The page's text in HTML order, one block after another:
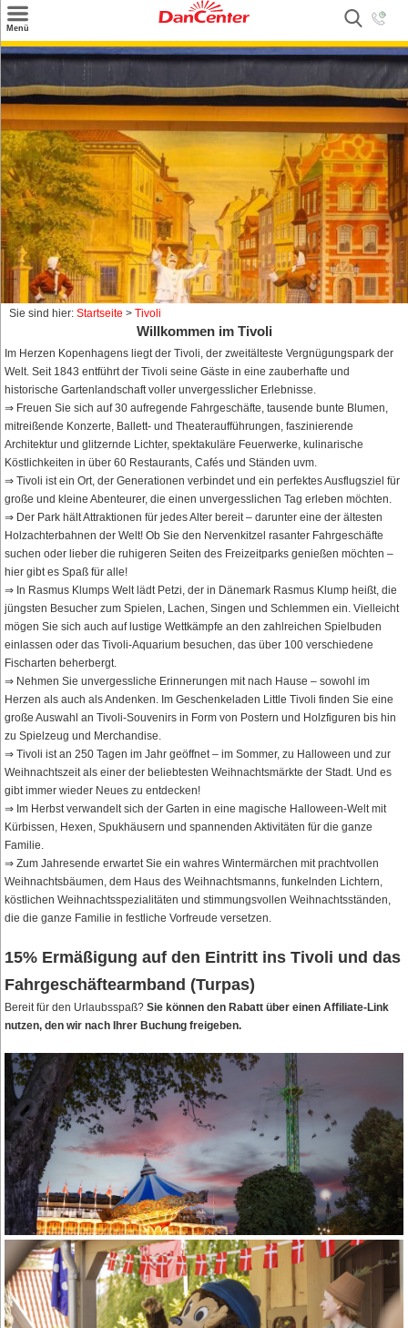
Menü
Suchen
Urlaubsziele
Weitere Urlaubsziele
Angebote
Inspiration
Kontakt
Gut zu wissen
Login
Sie sind hier: Startseite > Tivoli
Willkommen im Tivoli
Im Herzen Kopenhagens liegt der Tivoli, der zweitälteste Vergnügungspark der
Welt. Seit 1843 entführt der Tivoli seine Gäste in eine zauberhafte und
historische Gartenlandschaft voller unvergesslicher Erlebnisse.
⇒ Freuen Sie sich auf 30 aufregende Fahrgeschäfte, tausende bunte Blumen,
mitreißende Konzerte, Ballett- und Theateraufführungen, faszinierende
Architektur und glitzernde Lichter, spektakuläre Feuerwerke, kulinarische
Köstlichkeiten in über 60 Restaurants, Cafés und Ständen uvm.
⇒ Tivoli ist ein Ort, der Generationen verbindet und ein perfektes Ausflugsziel für
große und kleine Abenteurer, die einen unvergesslichen Tag erleben möchten.
⇒ Der Park hält Attraktionen für jedes Alter bereit – darunter eine der ältesten
Holzachterbahnen der Welt! Ob Sie den Nervenkitzel rasanter Fahrgeschäfte
suchen oder lieber die ruhigeren Seiten des Freizeitparks genießen möchten –
hier gibt es Spaß für alle!
⇒ In Rasmus Klumps Welt lädt Petzi, der in Dänemark Rasmus Klump heißt, die
jüngsten Besucher zum Spielen, Lachen, Singen und Schlemmen ein. Vielleicht
mögen Sie sich auch auf lustige Wettkämpfe an den zahlreichen Spielbuden
einlassen oder das Tivoli-Aquarium besuchen, das über 100 verschiedene
Fischarten beherbergt.
⇒ Nehmen Sie unvergessliche Erinnerungen mit nach Hause – sowohl im
Herzen als auch als Andenken. Im Geschenkeladen Little Tivoli finden Sie eine
große Auswahl an Tivoli-Souvenirs in Form von Postern und Holzfiguren bis hin
zu Spielzeug und Merchandise.
⇒ Tivoli ist an 250 Tagen im Jahr geöffnet – im Sommer, zu Halloween und zur
Weihnachtszeit als einer der beliebtesten Weihnachtsmärkte der Stadt. Und es
gibt immer wieder Neues zu entdecken!
⇒ Im Herbst verwandelt sich der Garten in eine magische Halloween-Welt mit
Kürbissen, Hexen, Spukhäusern und spannenden Aktivitäten für die ganze
Familie.
⇒ Zum Jahresende erwartet Sie ein wahres Wintermärchen mit prachtvollen
Weihnachtsbäumen, dem Haus des Weihnachtsmanns, funkelnden Lichtern,
köstlichen Weihnachtsspezialitäten und stimmungsvollen Weihnachtsständen,
die die ganze Familie in festliche Vorfreude versetzen.
15% Ermäßigung auf den Eintritt ins Tivoli und das
Fahrgeschäftearmband (Turpas)
Bereit für den Urlaubsspaß? Sie können den Rabatt über einen Affiliate-Link
nutzen, den wir nach Ihrer Buchung freigeben.